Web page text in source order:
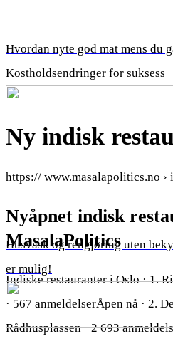
Hvordan nyte god mat mens du
Kostholdsendringer for suksess
Husvask og rengjøring uten
er mulig!
Ny indisk
https:// www.masalapolitics.no ›
Nyåpnet indisk
MasalaPolitics
Indiske restauranter i Oslo · 1.
· 567 anmeldelserÅpen nå · 2.
Rådhusplassen · 2 693